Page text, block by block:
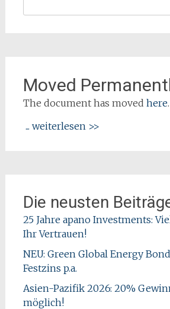
Moved
The document has moved here.
... weiterlesen >>
Die neusten
25 Jahre apano Investments:
Ihr Vertrauen!
NEU: Green Global Energy
Festzins p.a.
Asien-Pazifik 2026: 20%
möglich!